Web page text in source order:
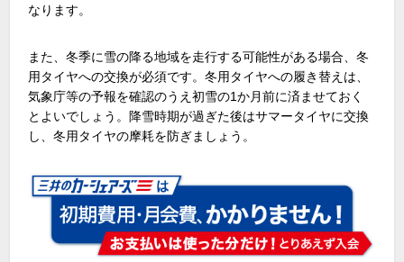
なります。
また、冬季に雪の降る地域を走行する可能性がある場合、冬
用タイヤへの交換が必須です。冬用タイヤへの履き替えは、
気象庁等の予報を確認のうえ初雪の1か月前に済ませておく
とよいでしょう。降雪時期が過ぎた後はサマータイヤに交換
し、冬用タイヤの摩耗を防ぎましょう。